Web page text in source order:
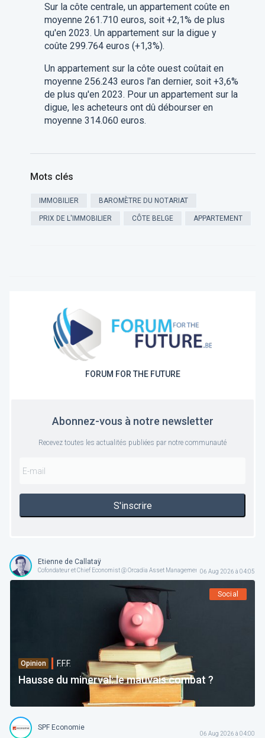
Sur la côte centrale, un appartement coûte en
moyenne 261.710 euros, soit +2,1% de plus
qu'en 2023. Un appartement sur la digue y
coûte 299.764 euros (+1,3%).
Un appartement sur la côte ouest coûtait en
moyenne 256.243 euros l'an dernier, soit +3,6%
de plus qu'en 2023. Pour un appartement sur la
digue, les acheteurs ont dû débourser en
moyenne 314.060 euros.
Mots clés
IMMOBILIER BAROMÈTRE DU NOTARIAT
PRIX DE L'IMMOBILIER CÔTE BELGE APPARTEMENT
FORUM FOR THE FUTURE
Abonnez-vous à notre newsletter
Recevez toutes les actualités publiées par notre communauté
S'inscrire
Etienne de Callataÿ
Cofondateur et Chief Economist @ Orcadia Asset Management06 Aug 2026 à 04:05
Social
Opinion F.F.F.
Hausse du minerval: le mauvais combat ?
SPF Economie
06 Aug 2026 à 04:00